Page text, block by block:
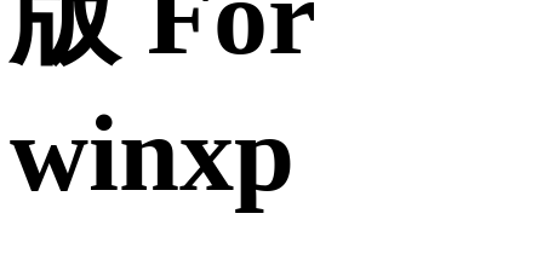
winxp